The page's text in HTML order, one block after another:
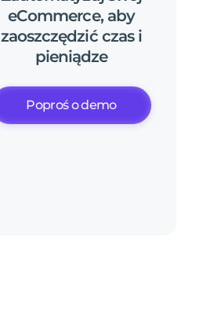
eCommerce, aby
zaoszczędzić czas i
pieniądze
Poproś o demo